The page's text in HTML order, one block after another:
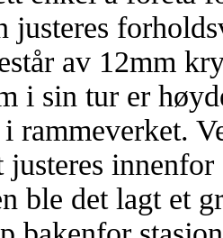
justeres
av 12mm
i sin tur er
rammeverket.
justeres
ble det lagt et